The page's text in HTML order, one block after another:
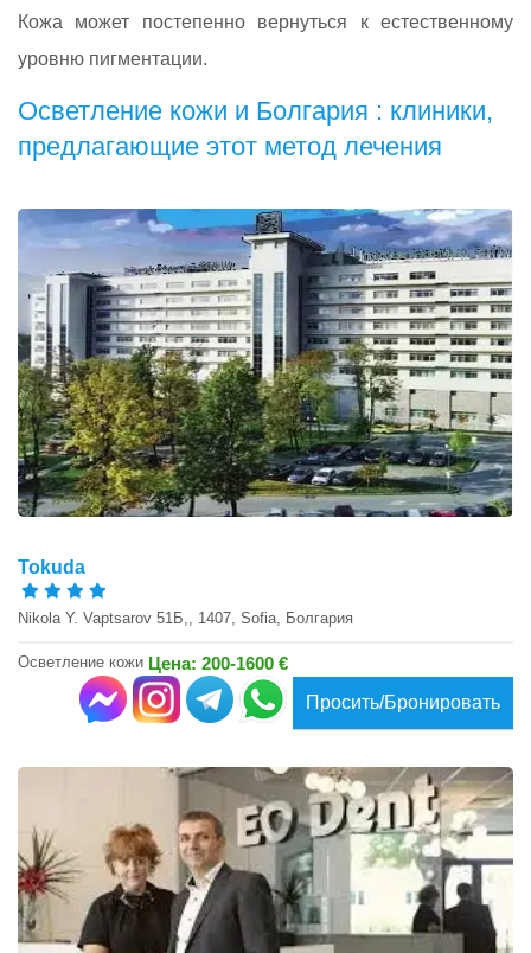
Кожа может постепенно вернуться к естественному
уровню пигментации.
Осветление кожи и Болгария : клиники,
предлагающие этот метод лечения
Tokuda
Nikola Y. Vaptsarov 51Б,, 1407, Sofia, Болгария
Осветление кожи Цена: 200-1600 €
Просить/Бронировать